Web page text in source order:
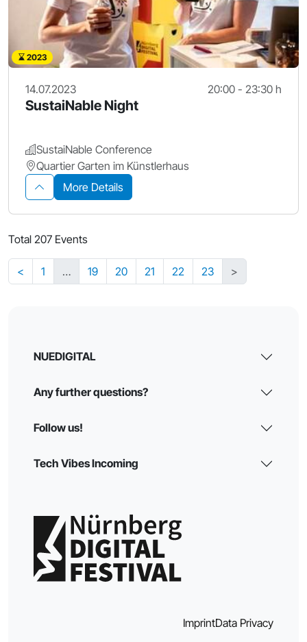
2023
14.07.2023 20:00 - 23:30 h
SustaiNable Night
SustaiNable Conference
Quartier Garten im Künstlerhaus
More Details
Total 207 Events
< 1 … 19 20 21 22 23 >
NUEDIGITAL
Any further questions?
Follow us!
Tech Vibes Incoming
ImprintData Privacy